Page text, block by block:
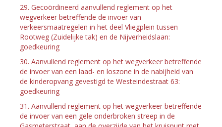
29. Gecoördineerd aanvullend reglement op het
wegverkeer betreffende de invoer van
verkeersmaatregelen in het deel Vliegplein tussen
Rootweg (Zuidelijke tak) en de Nijverheidslaan:
goedkeuring
30. Aanvullend reglement op het wegverkeer betreffende
de invoer van een laad- en loszone in de nabijheid van
de kinderopvang gevestigd te Westeindestraat 63:
goedkeuring
31. Aanvullend reglement op het wegverkeer betreffende
de invoer van een gele onderbroken streep in de